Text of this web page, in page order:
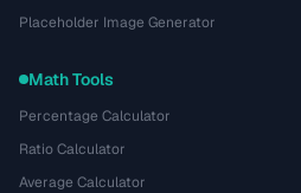
Placeholder Image Generator
Math Tools
Percentage Calculator
Ratio Calculator
Average Calculator